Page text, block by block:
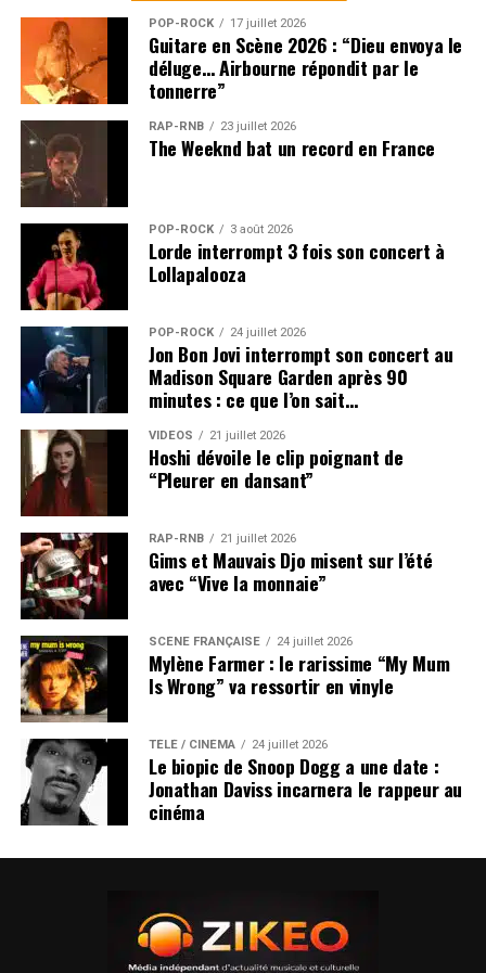
POP-ROCK 17 juillet 2026
Guitare en Scène 2026 : “Dieu envoya le
déluge… Airbourne répondit par le
tonnerre”
RAP-RNB 23 juillet 2026
The Weeknd bat un record en France
POP-ROCK 3 août 2026
Lorde interrompt 3 fois son concert à
Lollapalooza
POP-ROCK 24 juillet 2026
Jon Bon Jovi interrompt son concert au
Madison Square Garden après 90
minutes : ce que l’on sait…
VIDEOS 21 juillet 2026
Hoshi dévoile le clip poignant de
“Pleurer en dansant”
RAP-RNB 21 juillet 2026
Gims et Mauvais Djo misent sur l’été
avec “Vive la monnaie”
SCÈNE FRANÇAISE 24 juillet 2026
Mylène Farmer : le rarissime “My Mum
Is Wrong” va ressortir en vinyle
TÉLÉ / CINÉMA 24 juillet 2026
Le biopic de Snoop Dogg a une date :
Jonathan Daviss incarnera le rappeur au
cinéma